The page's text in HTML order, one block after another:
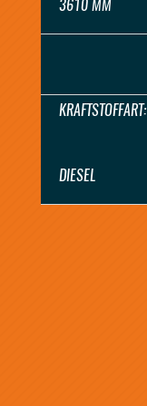
3610 MM
KRAFTSTOFFART:
DIESEL